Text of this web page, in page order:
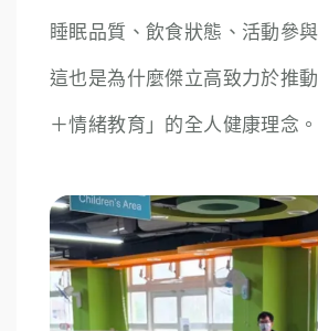
睡眠品質、飲食狀態、活動參
這也是為什麼傑立高致力於推
＋情緒教育」的全人健康理念。